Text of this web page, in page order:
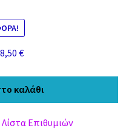
Original
8,50€Η
τιμή
καλάθι
Επιθυμιών